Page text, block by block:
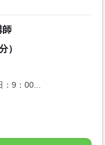
師
）
9：00...